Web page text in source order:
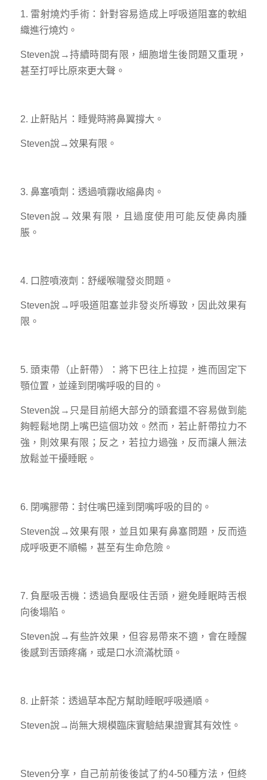
1. 雷射燒灼手術：針對容易造成上呼吸道阻塞的軟組
織進行燒灼。
Steven說→持續時間有限，細胞增生後問題又重現，
甚至打呼比原來更大聲。
2. 止鼾貼片：睡覺時將鼻翼撐大。
Steven說→效果有限。
3. 鼻塞噴劑：透過噴霧收縮鼻肉。
Steven說→效果有限，且過度使用可能反使鼻肉腫
脹。
4. 口腔噴液劑：舒緩喉嚨發炎問題。
Steven說→呼吸道阻塞並非發炎所導致，因此效果有
限。
5. 頭束帶（止鼾帶）：將下巴往上拉提，進而固定下
顎位置，並達到閉嘴呼吸的目的。
Steven說→只是目前絕大部分的頭套還不容易做到能
夠輕鬆地閉上嘴巴這個功效。然而，若止鼾帶拉力不
強，則效果有限；反之，若拉力過強，反而讓人無法
放鬆並干擾睡眠。
6. 閉嘴膠帶：封住嘴巴達到閉嘴呼吸的目的。
Steven說→效果有限，並且如果有鼻塞問題，反而造
成呼吸更不順暢，甚至有生命危險。
7. 負壓吸舌機：透過負壓吸住舌頭，避免睡眠時舌根
向後塌陷。
Steven說→有些許效果，但容易帶來不適，會在睡醒
後感到舌頭疼痛，或是口水流滿枕頭。
8. 止鼾茶：透過草本配方幫助睡眠呼吸通順。
Steven說→尚無大規模臨床實驗結果證實其有效性。
Steven分享，自己前前後後試了約4-50種方法，但終